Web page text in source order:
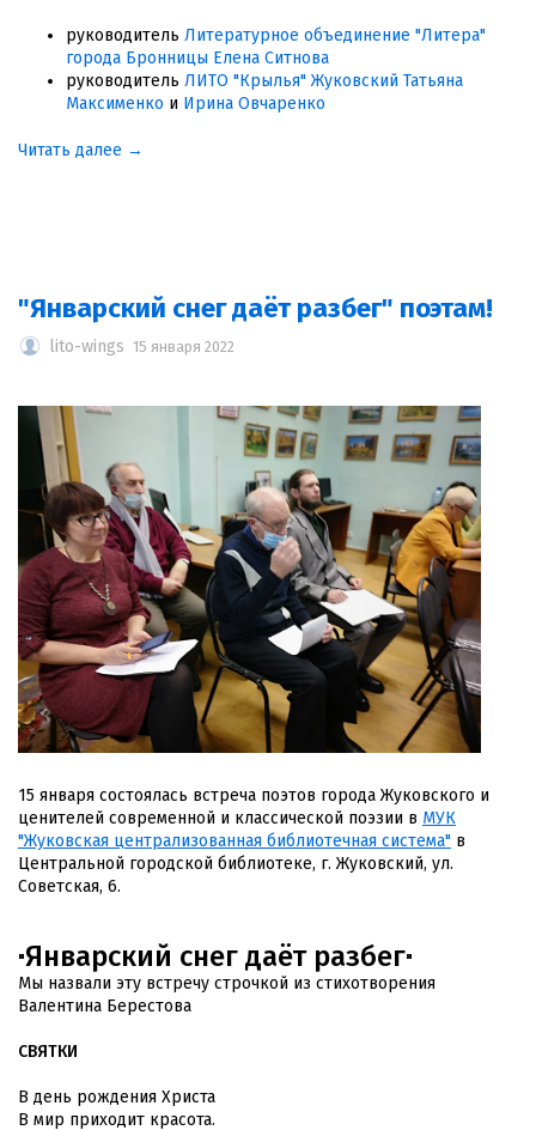
руководитель Литературное объединение "Литера"
города Бронницы Елена Ситнова
руководитель ЛИТО "Крылья" Жуковский Татьяна
Максименко и Ирина Овчаренко
Читать далее →
"Январский снег даёт разбег" поэтам!
lito-wings 15 января 2022
15 января состоялась встреча поэтов города Жуковского и
ценителей современной и классической поэзии в МУК
"Жуковская централизованная библиотечная система" в
Центральной городской библиотеке, г. Жуковский, ул.
Советская, 6.
"Январский снег даёт разбег"
Мы назвали эту встречу строчкой из стихотворения
Валентина Берестова
СВЯТКИ
В день рождения Христа
В мир приходит красота.